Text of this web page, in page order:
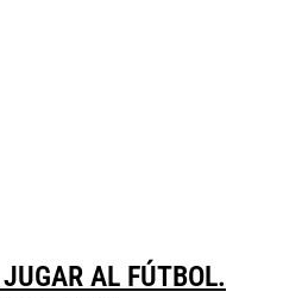
AL FÚTBOL.